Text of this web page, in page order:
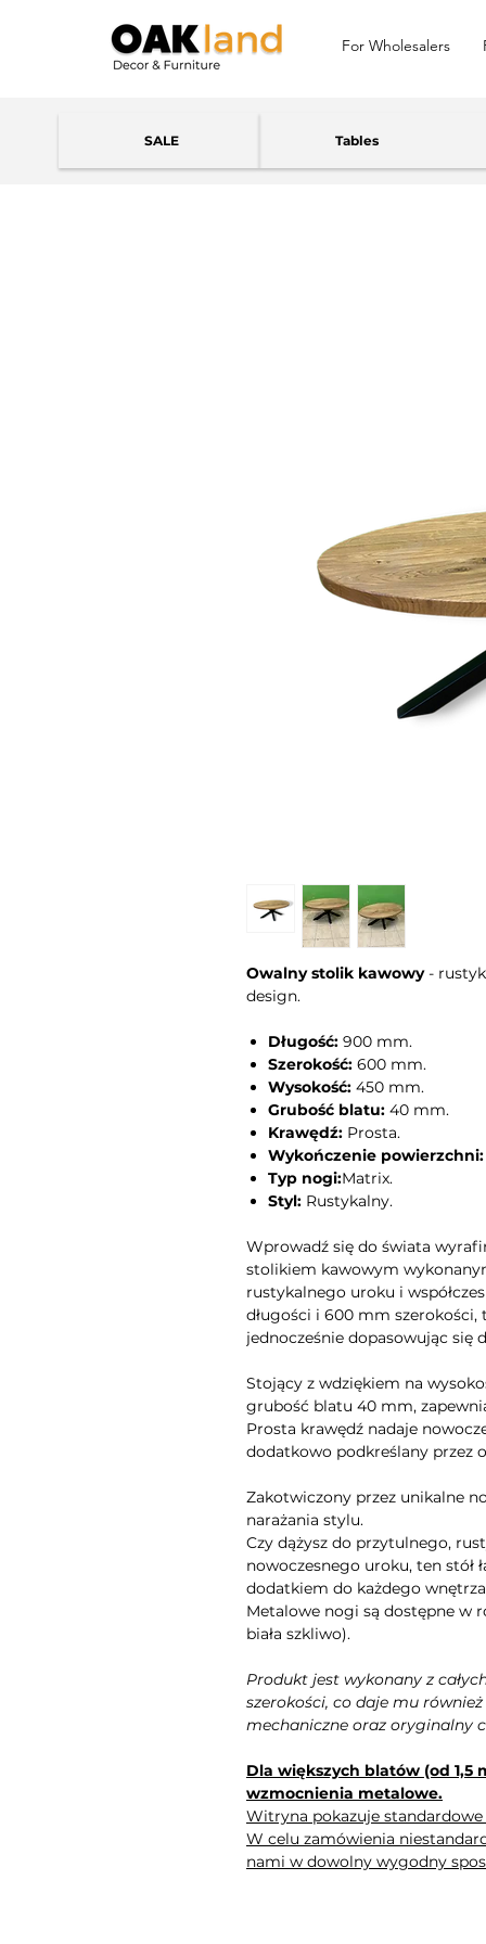
For Wholesalers
SALE Tables
Owalny stolik kawowy-
design.
Długość: 900 mm.
Szerokość: 600 mm.
Wysokość: 450 mm.
Grubość blatu: 40 mm.
Krawędź: Prosta.
Wykończenie powierzchni:
Typ nogi:Matrix.
Styl: Rustykalny.
Wprowadź się do świata
stolikiem kawowym
rustykalnego uroku i
długości i 600 mm
jednocześnie dopasowując się
Stojący z wdziękiem na
grubość blatu 40 mm,
Prosta krawędź nadaje
dodatkowo podkreślany przez
Zakotwiczony przez unikalne
narażania stylu.
Czy dążysz do przytulnego,
nowoczesnego uroku, ten stół
dodatkiem do każdego
Metalowe nogi są dostępne w
biała szkliwo).
Produkt jest wykonany z
szerokości, co daje mu
mechaniczne oraz oryginalny
Dla większych blatów (od 1,5
wzmocnienia metalowe.
Witryna pokazuje
W celu zamówienia
nami w dowolny wygodny